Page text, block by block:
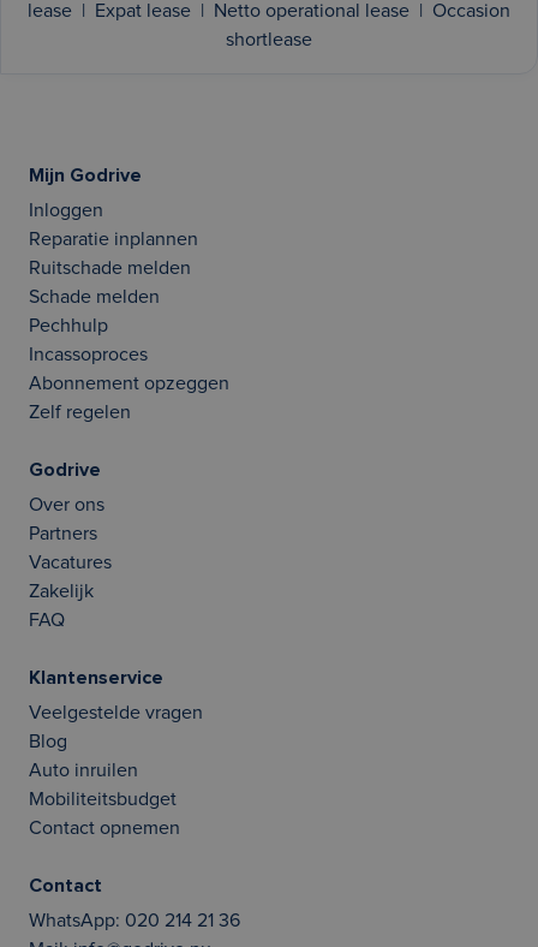
lease
Expat lease Netto operational lease
Occasion
shortlease
Mijn Godrive
Inloggen
Reparatie inplannen
Ruitschade melden
Schade melden
Pechhulp
Incassoproces
Abonnement opzeggen
Zelf regelen
Godrive
Over ons
Partners
Vacatures
Zakelijk
FAQ
Klantenservice
Veelgestelde vragen
Blog
Auto inruilen
Mobiliteitsbudget
Contact opnemen
Contact
WhatsApp: 020 214 21 36